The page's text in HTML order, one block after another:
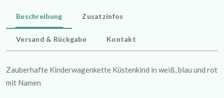
Beschreibung Zusatzinfos
Versand & Rückgabe Kontakt
Zauberhafte Kinderwagenkette Küstenkind in weiß, blau und rot
mit Namen